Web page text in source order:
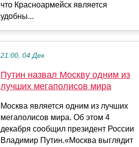
что Красноармейск является
удобны...
21:00, 04 Дек
Путин назвал Москву одним из
лучших мегаполисов мира
Москва является одним из лучших
мегаполисов мира. Об этом 4
декабря сообщил президент России
Владимир Путин.«Москва выглядит